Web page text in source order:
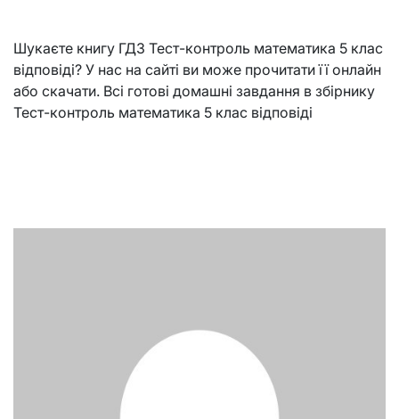
Шукаєте книгу ГДЗ Тест-контроль математика 5 клас
відповіді? У нас на сайті ви може прочитати її онлайн
або скачати. Всі готові домашні завдання в збірнику
Тест-контроль математика 5 клас відповіді